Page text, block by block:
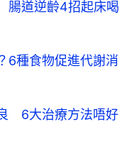
腸道逆齡4招起床喝
6種食物促進代謝消
6大治療方法唔好